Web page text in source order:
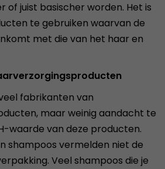
of juist basischer worden. Het is
te gebruiken waarvan de
met die van het haar en
fabrikanten van
maar weinig aandacht te
waarde van deze producten.
shampoos vermelden niet de
Veel shampoos die je